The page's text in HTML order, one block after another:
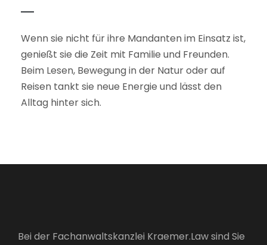
Wenn sie nicht für ihre Mandanten im Einsatz ist,
genießt sie die Zeit mit Familie und Freunden.
Beim Lesen, Bewegung in der Natur oder auf
Reisen tankt sie neue Energie und lässt den
Alltag hinter sich.
Bei der Fachanwaltskanzlei Kraemer.Law sind Sie